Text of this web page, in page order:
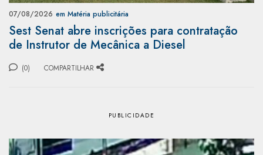
07/08/2026 em Matéria publicitária
Sest Senat abre inscrições para contratação
de Instrutor de Mecânica a Diesel
(0) COMPARTILHAR